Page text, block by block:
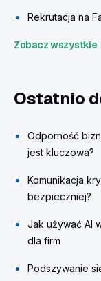
Rekrutacja na
Zobacz wszystkie
Ostatnio
Odporność
jest kluczowa?
Komunikacja
bezpieczniej?
Jak używać AI
dla firm
Podszywanie